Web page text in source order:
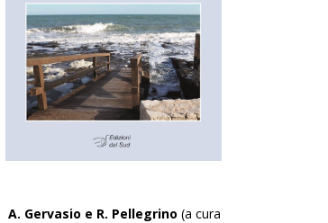
A. Gervasio e R. Pellegrino (a cura